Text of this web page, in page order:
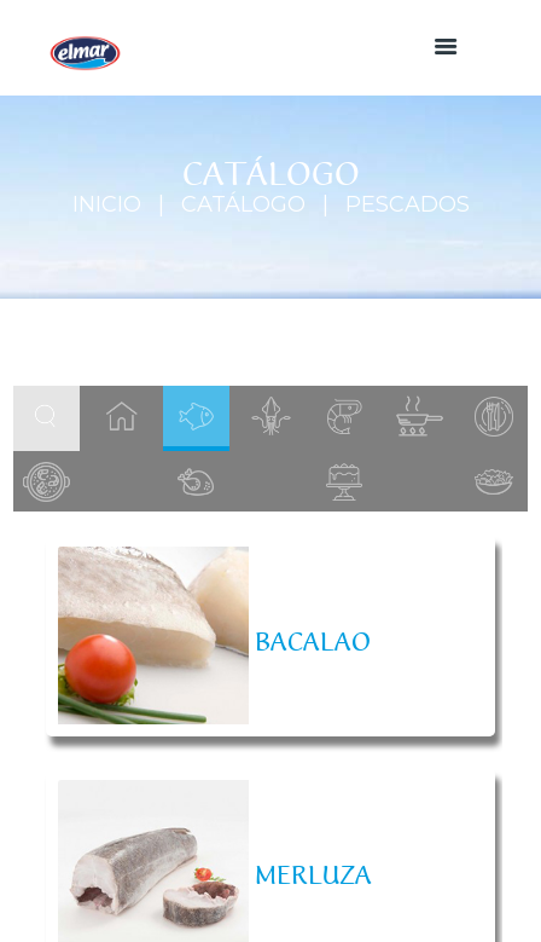
CATÁLOGO
INICIO CATÁLOGO PESCADOS
BACALAO
MERLUZA